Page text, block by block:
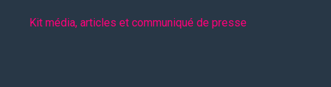
Kit média, articles et communiqué de presse